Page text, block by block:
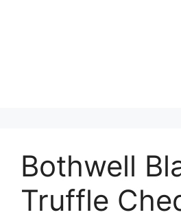
Bothwell
Truffle